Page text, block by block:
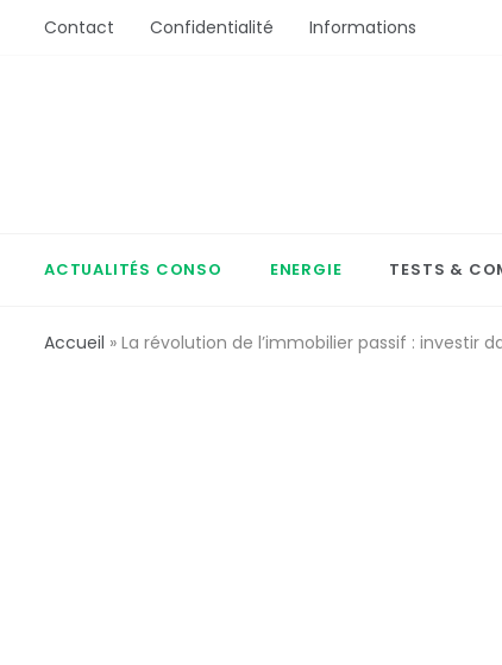
Contact Confidentialité Informations
ACTUALITÉS CONSO ENERGIE TESTS &
Accueil » La révolution de l’immobilier passif : investir